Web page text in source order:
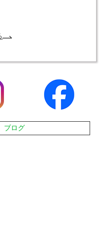
ブログ